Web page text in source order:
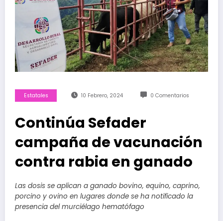
Estatales 10 Febrero, 2024 0 Comentarios
Continúa Sefader
campaña de vacunación
contra rabia en ganado
Las dosis se aplican a ganado bovino, equino, caprino,
porcino y ovino en lugares donde se ha notificado la
presencia del murciélago hematófago